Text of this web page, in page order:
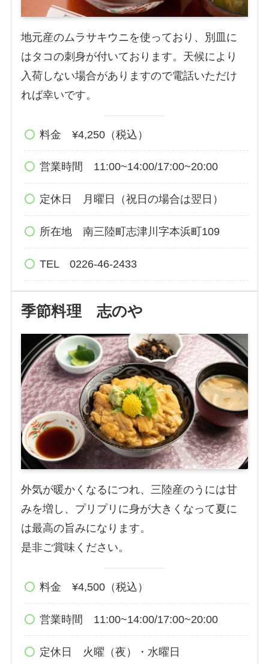
地元産のムラサキウニを使っており、別皿に
はタコの刺身が付いております。天候により
入荷しない場合がありますので電話いただけ
れば幸いです。
料金 ¥4,250（税込）
営業時間 11:00~14:00/17:00~20:00
定休日 月曜日（祝日の場合は翌日）
所在地 南三陸町志津川字本浜町109
TEL 0226-46-2433
季節料理 志のや
外気が暖かくなるにつれ、三陸産のうには甘
みを増し、プリプリに身が大きくなって夏に
は最高の旨みになります。
是非ご賞味ください。
料金 ¥4,500（税込）
営業時間 11:00~14:00/17:00~20:00
定休日 火曜（夜）・水曜日